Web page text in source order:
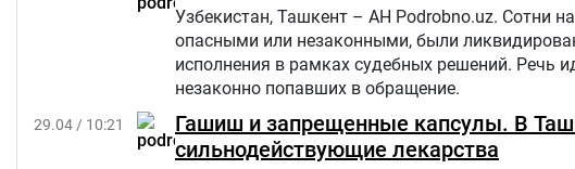
Узбекистан, Ташкент – АН Podrobno.uz. Сотни
опасными или незаконными, были
исполнения в рамках судебных решений. Речь
незаконно попавших в обращение.
29.04 / 10:21
Гашиш и запрещенные капсулы. В
сильнодействующие лекарства